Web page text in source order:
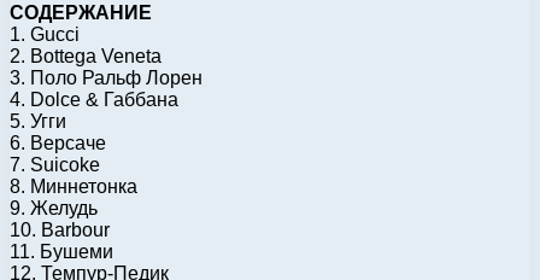
СОДЕРЖАНИЕ
1. Gucci
2. Bottega Veneta
3. Поло Ральф Лорен
4. Dolce & Габбана
5. Угги
6. Версаче
7. Suicoke
8. Миннетонка
9. Желудь
10. Barbour
11. Бушеми
12. Темпур-Педик